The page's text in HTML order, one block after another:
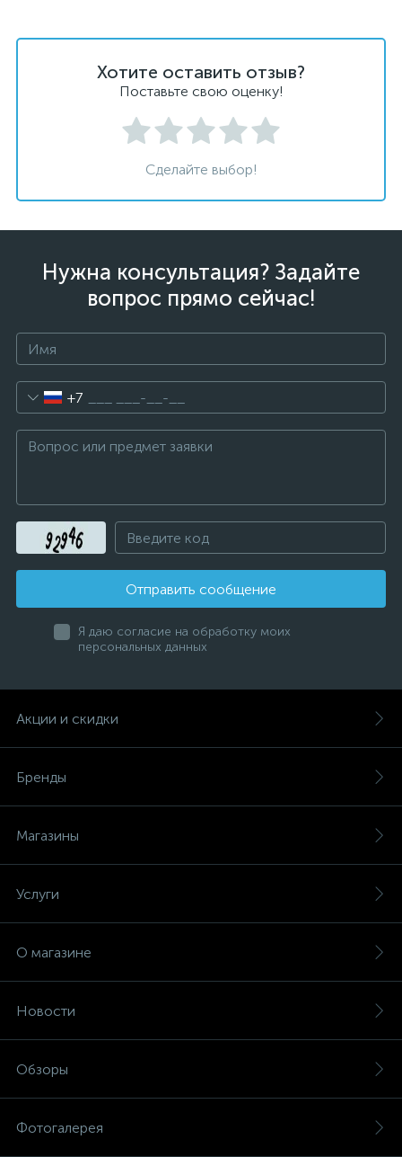
Хотите оставить отзыв?
Поставьте свою оценку!
Сделайте выбор!
Нужна консультация? Задайте
вопрос прямо сейчас!
+7
Отправить сообщение
Я даю согласие на обработку моих
персональных данных
Акции и скидки
Бренды
Магазины
Услуги
О магазине
Новости
Обзоры
Фотогалерея